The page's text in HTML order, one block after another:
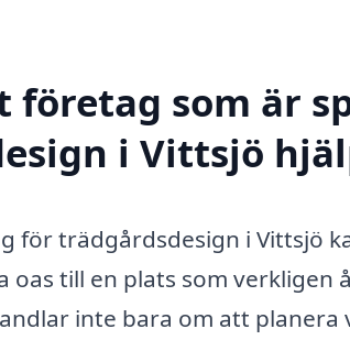
företag som är
i Vittsjö
för trädgårdsdesign i Vittsjö
oas till en plats som verkligen
inte bara om att